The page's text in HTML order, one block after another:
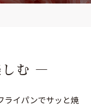
しむ ―
ライパンでサッと焼